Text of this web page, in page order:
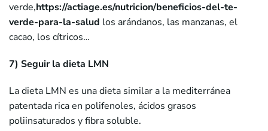
verde,https://actiage.es/nutricion/beneficios-del-te-
verde-para-la-salud los arándanos, las manzanas, el
cacao, los cítricos…
7) Seguir la dieta LMN
La dieta LMN es una dieta similar a la mediterránea
patentada rica en polifenoles, ácidos grasos
poliinsaturados y fibra soluble.